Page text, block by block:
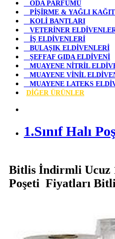
ODA PARFÜMÜ
PİŞİRME & YAĞLI
KOLİ BANTLARI
VETERİNER
İŞ ELDİVENLERİ
BULAŞIK ELDİVENLERİ
ŞEFFAF GIDA ELDİVENİ
MUAYENE NİTRİL
MUAYENE VİNİL
MUAYENE LATEKS
DİĞER ÜRÜNLER
1.Sınıf Halı
Bitlis İndirmli Ucuz
Poşeti Fiyatları